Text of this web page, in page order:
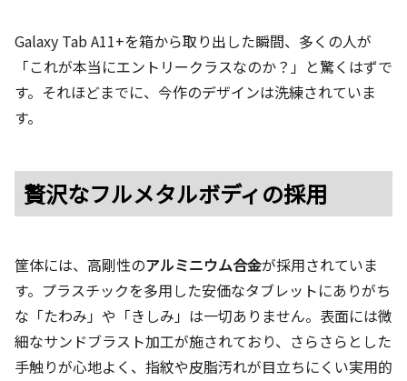
Galaxy Tab A11+を箱から取り出した瞬間、多くの人が
「これが本当にエントリークラスなのか？」と驚くはずで
す。それほどまでに、今作のデザインは洗練されていま
す。
贅沢なフルメタルボディの採用
筐体には、高剛性のアルミニウム合金が採用されていま
す。プラスチックを多用した安価なタブレットにありがち
な「たわみ」や「きしみ」は一切ありません。表面には微
細なサンドブラスト加工が施されており、さらさらとした
手触りが心地よく、指紋や皮脂汚れが目立ちにくい実用的